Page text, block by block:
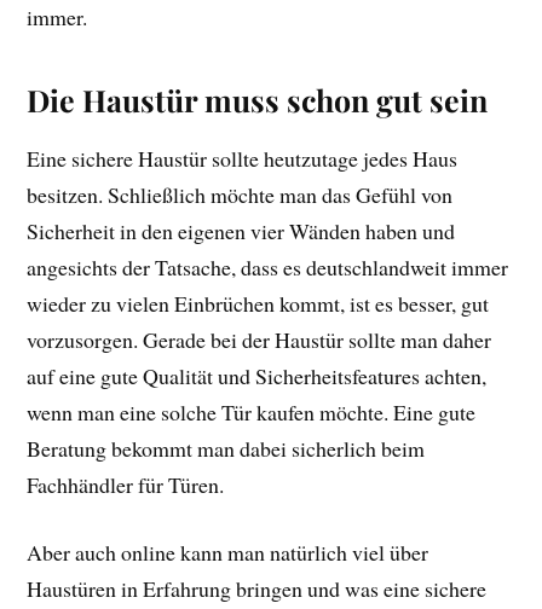
immer.
Die Haustür muss schon gut sein
Eine sichere Haustür sollte heutzutage jedes Haus
besitzen. Schließlich möchte man das Gefühl von
Sicherheit in den eigenen vier Wänden haben und
angesichts der Tatsache, dass es deutschlandweit immer
wieder zu vielen Einbrüchen kommt, ist es besser, gut
vorzusorgen. Gerade bei der Haustür sollte man daher
auf eine gute Qualität und Sicherheitsfeatures achten,
wenn man eine solche Tür kaufen möchte. Eine gute
Beratung bekommt man dabei sicherlich beim
Fachhändler für Türen.
Aber auch online kann man natürlich viel über
Haustüren in Erfahrung bringen und was eine sichere